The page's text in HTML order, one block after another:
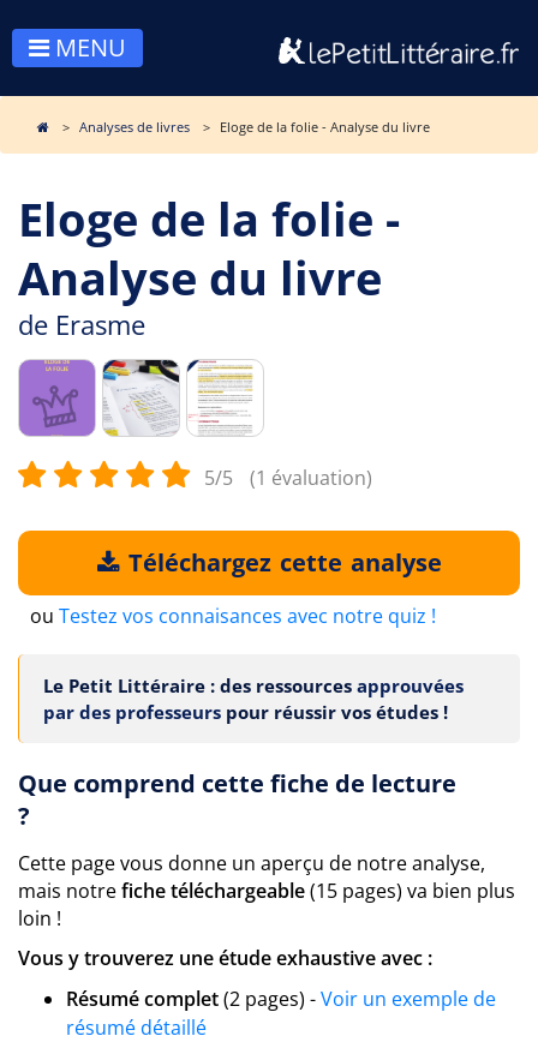
MENU
Analyses de livres Eloge de la folie - Analyse du livre
Eloge de la folie -
Analyse du livre
de Erasme
5/5 (1 évaluation)
Téléchargez cette analyse
ou Testez vos connaisances avec notre quiz !
Le Petit Littéraire : des ressources approuvées
par des professeurs pour réussir vos études !
Que comprend cette fiche de lecture
?
Cette page vous donne un aperçu de notre analyse,
mais notrefiche téléchargeable(15 pages) va bien plus
loin !
Vous y trouverez une étude exhaustive avec :
Résumé complet(2 pages) -Voir un exemple de
résumé détaillé